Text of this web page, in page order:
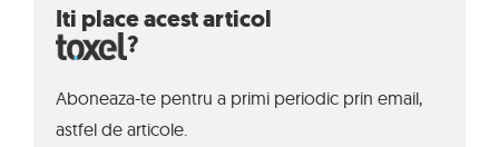
Iti place acest articol
?
Aboneaza-te pentru a primi periodic prin email,
astfel de articole.